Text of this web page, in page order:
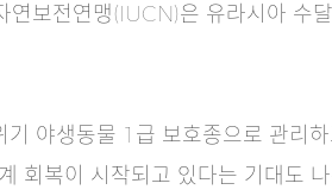
보전연맹(IUCN)은 유라시아 수
야생동물 1급 보호종으로 관리
회복이 시작되고 있다는 기대도